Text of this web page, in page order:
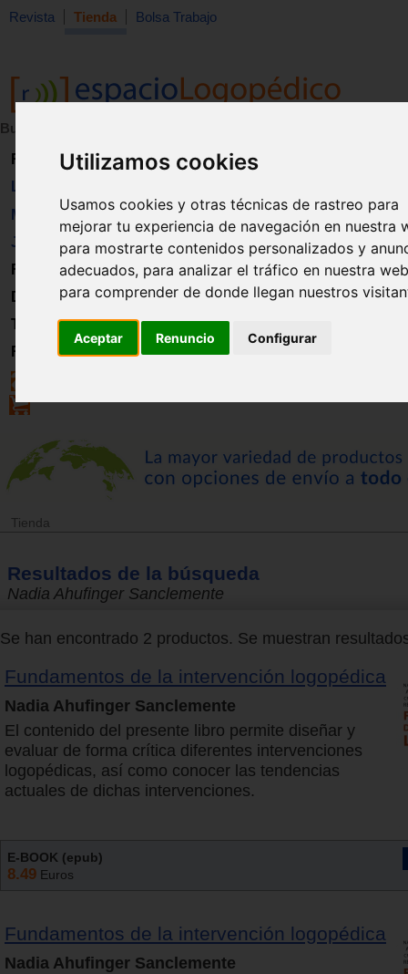
Utilizamos cookies
Usamos cookies y otras técnicas de rastreo para
mejorar tu experiencia de navegación en nuestra
para mostrarte contenidos personalizados y
adecuados, para analizar el tráfico en nuestra
para comprender de donde llegan nuestros
Aceptar Renuncio Configurar
Revista Tienda Bolsa Trabajo
Buscar:
Revista
Libros
Material
Juguetes
Formación
Directorio
Trabajo
Registro
Tienda
Resultados de la búsqueda
Nadia Ahufinger Sanclemente
Se han encontrado 2 productos. Se muestran
Fundamentos de la intervención logopédica
Nadia Ahufinger Sanclemente
El contenido del presente libro permite diseñar y
evaluar de forma crítica diferentes intervenciones
logopédicas, así como conocer las tendencias
actuales de dichas intervenciones.
E-BOOK (epub)
8.49 Euros
Fundamentos de la intervención logopédica
Nadia Ahufinger Sanclemente